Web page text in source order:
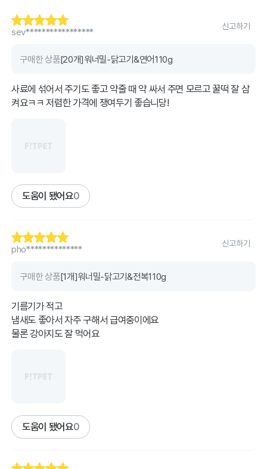
sev*****************
신고하기
구매한 상품[20개]워너밀-닭고기&연어110g
사료에 섞어서 주기도 좋고 약줄 때 약 싸서 주면 모르고 꿀떡 잘 삼
켜요ㅋㅋ 저렴한 가격에 쟁여두기 좋습니당!
도움이 됐어요0
pho**************
신고하기
구매한 상품[1개]워너밀-닭고기&전복110g
기름기가 적고
냄새도 좋아서 자주 구해서 급여중이에요
물론 강아지도 잘 먹어요
도움이 됐어요0